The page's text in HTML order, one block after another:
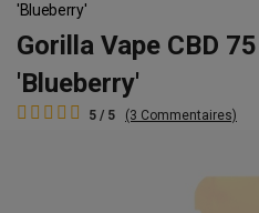
'Blueberry'
Gorilla Vape CBD
'Blueberry'
5 / 5 (3 Commentaires)